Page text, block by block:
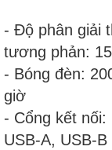
- Độ phân giải
tương phản:
- Bóng đèn:
giờ
- Cổng kết nối:
USB-A, USB-B